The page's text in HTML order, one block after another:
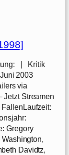
| Kritik
2003
via
Jetzt Streamen
Gregory
Davidtz,